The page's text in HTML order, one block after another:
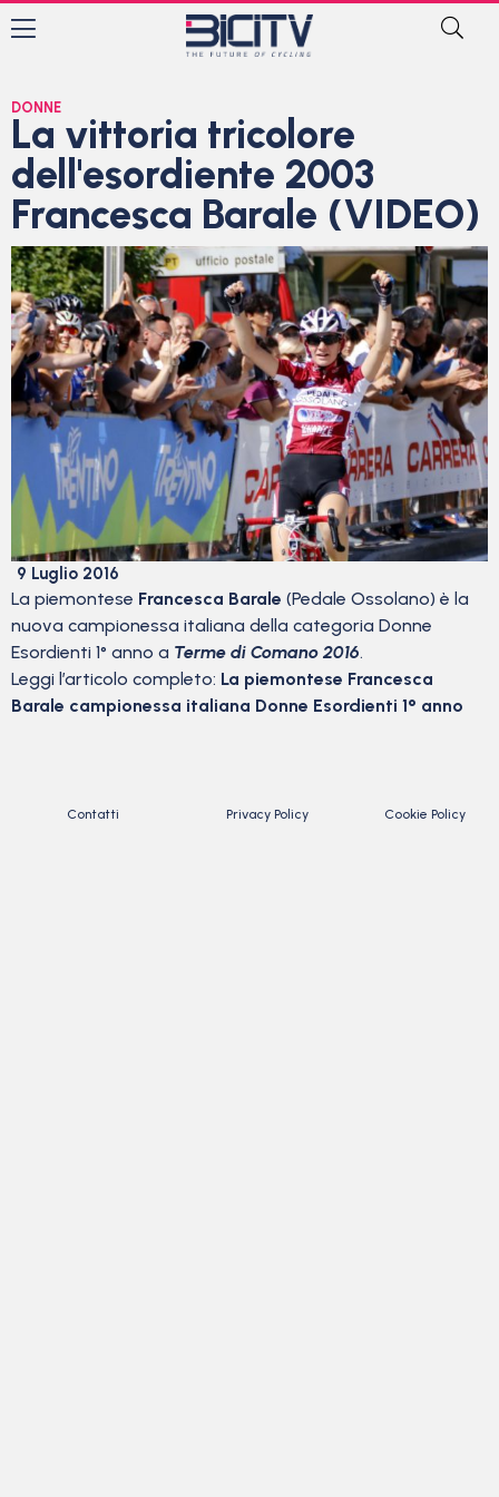
DONNE
La vittoria tricolore
dell'esordiente 2003
Francesca Barale (VIDEO)
9 Luglio 2016
La piemontese Francesca Barale (Pedale Ossolano) è la
nuova campionessa italiana della categoria Donne
Esordienti 1° anno a Terme di Comano 2016.
Leggi l’articolo completo: La piemontese Francesca
Barale campionessa italiana Donne Esordienti 1° anno
Contatti Privacy Policy Cookie Policy